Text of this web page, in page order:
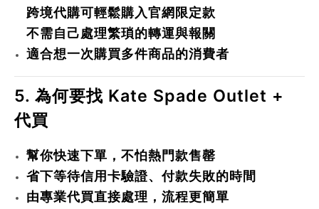
跨境代購可輕鬆購入官網限定款
不需自己處理繁瑣的轉運與報關
適合想一次購買多件商品的消費者
5. 為何要找 Kate Spade Outlet +
代買
幫你快速下單，不怕熱門款售罄
省下等待信用卡驗證、付款失敗的時間
由專業代買直接處理，流程更簡單